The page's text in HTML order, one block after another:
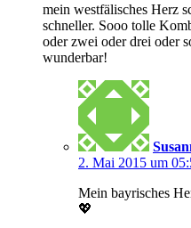
mein westfälisches Herz
schneller. Sooo tolle
oder zwei oder drei oder
wunderbar!
2. Mai 2015 um
Mein bayrisches
💖